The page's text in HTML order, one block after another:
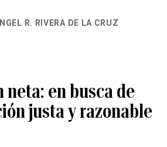
R. RIVERA DE LA CRUZ
neta: en busca de
justa y razonable